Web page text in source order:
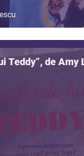
Teddy”, de Amy